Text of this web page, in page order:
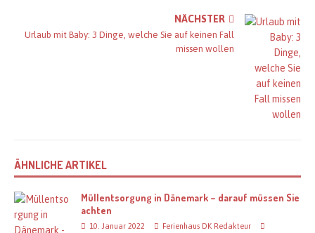
NÄCHSTER
Urlaub mit Baby: 3 Dinge, welche Sie auf keinen Fall
missen wollen
ÄHNLICHE ARTIKEL
Müllentsorgung in Dänemark – darauf müssen Sie
achten
10. Januar 2022
Ferienhaus DK Redakteur